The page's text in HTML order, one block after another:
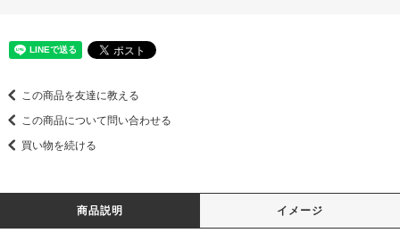
この商品を友達に教える
この商品について問い合わせる
買い物を続ける
商品説明 イメージ